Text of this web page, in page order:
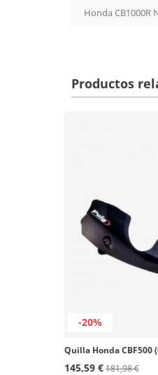
Honda CB1000R
Productos
-20%
Quilla Honda CBF500
145,59 €181,98 €